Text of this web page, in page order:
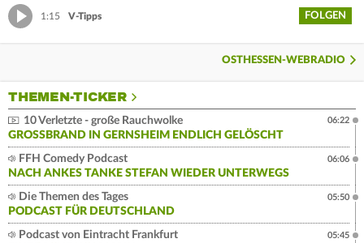
1:15 V-Tipps FOLGEN
OSTHESSEN-WEBRADIO
THEMEN-TICKER
10 Verletzte - große Rauchwolke
GROSSBRAND IN GERNSHEIM ENDLICH GELÖSCHT
06:22
FFH Comedy Podcast
NACH ANKES TANKE STEFAN WIEDER UNTERWEGS
06:06
Die Themen des Tages
PODCAST FÜR DEUTSCHLAND
05:50
Podcast von Eintracht Frankfurt
05:45